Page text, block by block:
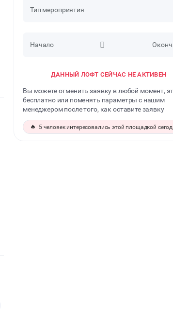
Тип мероприятия
ДЕНЬ РОЖДЕНИЯ
ДЕВИЧНИК
Начало
ДАННЫЙ ЛОФТ СЕЙЧАС НЕ АКТИВЕН
Вы можете отменить заявку в любой момент,
бесплатно или поменять параметры с нашим
менеджером после того, как оставите заявку
🔥 5 человек интересовались этой площадкой